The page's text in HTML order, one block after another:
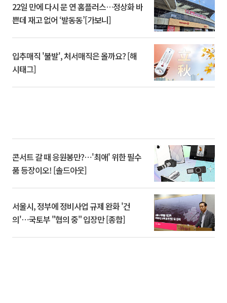
22일 만에 다시 문 연 홈플러스…정상화 바
쁜데 재고 없어 ‘발동동’[가보니]
입추매직 '불발', 처서매직은 올까요? [해
시태그]
콘서트 갈 때 응원봉만?⋯'최애' 위한 필수
품 등장이오! [솔드아웃]
서울시, 정부에 정비사업 규제 완화 '건
의'⋯국토부 "협의 중" 입장만 [종합]